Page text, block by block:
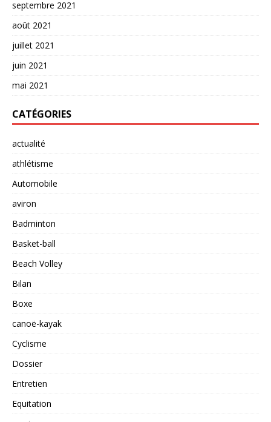
septembre 2021
août 2021
juillet 2021
juin 2021
mai 2021
CATÉGORIES
actualité
athlétisme
Automobile
aviron
Badminton
Basket-ball
Beach Volley
Bilan
Boxe
canoë-kayak
Cyclisme
Dossier
Entretien
Equitation